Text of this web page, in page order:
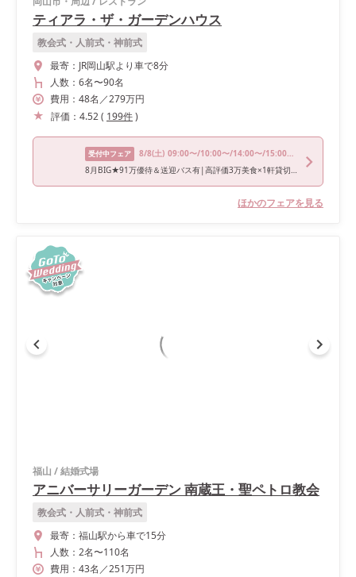
ティアラ・ザ・ガーデンハウス
教会式・人前式・神前式
最寄： JR岡山駅より車で8分
人数： 6名〜90名
費用： 48名 ／279万円
評価： 4.52( 199件)
受付中フェア 8/8(土) 09:00〜/10:00〜/14:00〜/15:00〜/17:00〜
8月BIG★91万優待＆送迎バス有|高評価3万美食×1軒貸切寛ぎW
ほかのフェアを見る
福山 /結婚式場
アニバーサリーガーデン 南蔵王・聖ペトロ教会
教会式・人前式・神前式
最寄： 福山駅から車で15分
人数： 2名〜110名
費用： 43名 ／251万円